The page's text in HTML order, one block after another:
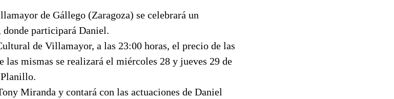
de Gállego (Zaragoza) se celebrará un
donde participará Daniel.
de Villamayor, a las 23:00 horas, el precio de las
las mismas se realizará el miércoles 28 y jueves 29 de
Planillo.
Miranda y contará con las actuaciones de Daniel